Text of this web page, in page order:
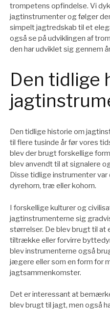
trompetens opfindelse. Vi
jagtinstrumenter og følger
simpelt jagtredskab til et
også se på udviklingen af
den har udviklet sig gennem
Den tidlige
Den tidlige historie om
til flere tusinde år før vores
blev der brugt forskellige
blev anvendt til at signalere
Disse tidlige instrumenter
dyrehorn, træ eller kohorn.
I forskellige kulturer og
jagtinstrumenterne sig
størrelser. De blev brugt til
tiltrække eller forvirre
blev instrumenterne også
jægere eller som en form for
jagtsammenkomster.
Det er interessant at
blev brugt til jagt, men også